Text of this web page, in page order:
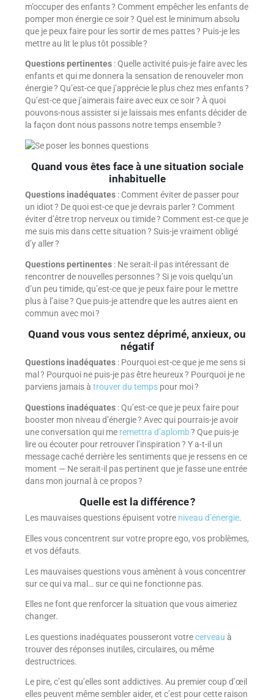
m’occuper des enfants ? Comment empêcher les enfants de
pomper mon énergie ce soir ? Quel est le minimum absolu
que je peux faire pour les sortir de mes pattes ? Puis-je les
mettre au lit le plus tôt possible ?
Questions pertinentes : Quelle activité puis-je faire avec les
enfants et qui me donnera la sensation de renouveler mon
énergie ? Qu’est-ce que j’apprécie le plus chez mes enfants ?
Qu’est-ce que j’aimerais faire avec eux ce soir ? À quoi
pouvons-nous assister si je laissais mes enfants décider de
la façon dont nous passons notre temps ensemble ?
Quand vous êtes face à une situation sociale
inhabituelle
Questions inadéquates: Comment éviter de passer pour
un idiot ? De quoi est-ce que je devrais parler ? Comment
éviter d’être trop nerveux ou timide ? Comment est-ce que je
me suis mis dans cette situation ? Suis-je vraiment obligé
d’y aller ?
Questions pertinentes: Ne serait-il pas intéressant de
rencontrer de nouvelles personnes ? Si je vois quelqu’un
d’un peu timide, qu’est-ce que je peux faire pour le mettre
plus à l’aise ? Que puis-je attendre que les autres aient en
commun avec moi ?
Quand vous vous sentez déprimé, anxieux, ou
négatif
Questions inadéquates: Pourquoi est-ce que je me sens si
mal ? Pourquoi ne puis-je pas être heureux ? Pourquoi je ne
parviens jamais à trouver du tempspour moi ?
Questions inadéquates: Qu’est-ce que je peux faire pour
booster mon niveau d’énergie ? Avec qui pourrais-je avoir
une conversation qui me remettra d’aplomb? Que puis-je
lire ou écouter pour retrouver l’inspiration ? Y a-t-il un
message caché derrière les sentiments que je ressens en ce
moment — Ne serait-il pas pertinent que je fasse une entrée
dans mon journal à ce propos ?
Quelle est la différence ?
Les mauvaises questions épuisent votre niveau d’énergie.
Elles vous concentrent sur votre propre ego, vos problèmes,
et vos défauts.
Les mauvaises questions vous amènent à vous concentrer
sur ce qui va mal… sur ce qui ne fonctionne pas.
Elles ne font que renforcer la situation que vous aimeriez
changer.
Les questions inadéquates pousseront votrecerveau à
trouver des réponses inutiles, circulaires, ou même
destructrices.
Le pire, c’est qu’elles sont addictives. Au premier coup d’œil
elles peuvent même sembler aider, et c’est pour cette raison